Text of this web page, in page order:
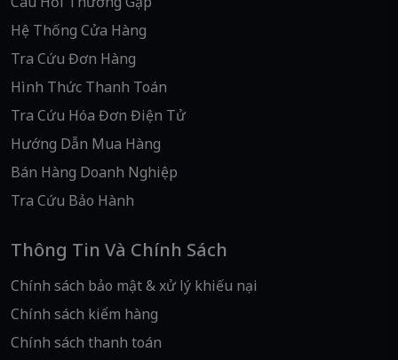
Hệ Thống Cửa Hàng
Tra Cứu Đơn Hàng
Hình Thức Thanh Toán
Tra Cứu Hóa Đơn Điện Tử
Hướng Dẫn Mua Hàng
Bán Hàng Doanh Nghiệp
Tra Cứu Bảo Hành
Thông Tin Và Chính Sách
Chính sách bảo mật & xử lý khiếu nại
Chính sách kiểm hàng
Chính sách thanh toán